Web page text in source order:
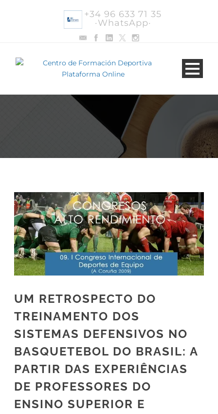
+34 96 633 71 35
·WhatsApp·
UM RETROSPECTO DO
TREINAMENTO DOS
SISTEMAS DEFENSIVOS NO
BASQUETEBOL DO BRASIL: A
PARTIR DAS EXPERIÊNCIAS
DE PROFESSORES DO
ENSINO SUPERIOR E